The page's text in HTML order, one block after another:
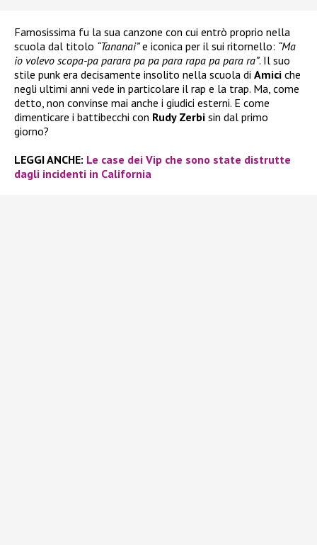
Famosissima fu la sua canzone con cui entrò proprio nella
scuola dal titolo “Tananai”e iconica per il sui ritornello: “Ma
io volevo scopa-pa parara pa pa para rapa pa para ra”. Il suo
stile punk era decisamente insolito nella scuola di Amici che
negli ultimi anni vede in particolare il rap e la trap. Ma, come
detto, non convinse mai anche i giudici esterni. E come
dimenticare i battibecchi con Rudy Zerbi sin dal primo
giorno?
LEGGI ANCHE: Le case dei Vip che sono state distrutte
dagli incidenti in California